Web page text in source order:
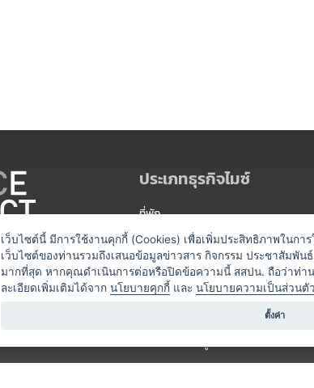
ประเภทธุรกิจไมซ์
ที่พัก
สถานที่จัดงาน
ท่องเที่ยว / นำเที่ยว
ออแกไนเซอร์
บริการสำหรับผู้จัดงาน
เว็บไซต์นี้ มีการใช้งานคุกกี้ (Cookies) เพื่อเพิ่มประสิทธิภาพในก
เว็บไซต์ของท่านรวมถึงเสนอข้อมูลข่าวสาร กิจกรรม ประชาสัมพั
มากที่สุด หากคุณดำเนินการต่อหรือปิดข้อความนี้ สสปน. ถือว่าท่า
ละเอียดเพิ่มเติมได้จาก นโยบายคุกกี้ และ นโยบายความเป็นส่วนตั
ตั้งค่า